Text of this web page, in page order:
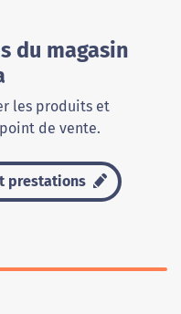
du magasin
les produits et
de vente.
prestations